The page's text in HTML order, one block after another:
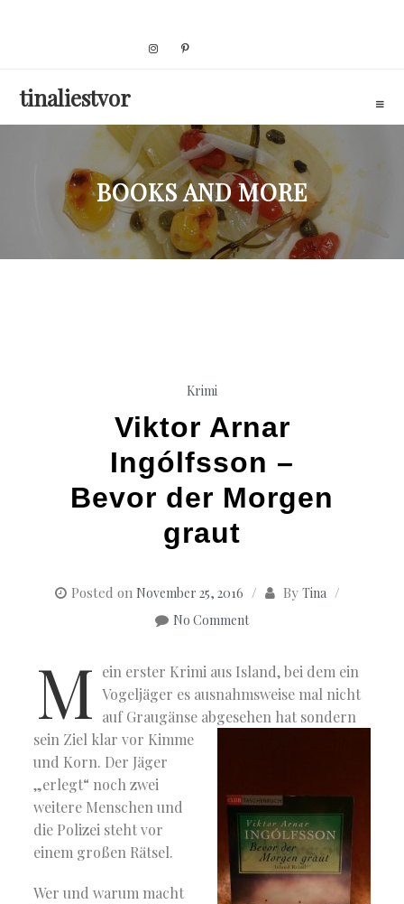
tinaliestvor
BOOKS AND MORE
Krimi
Viktor Arnar
Ingólfsson –
Bevor der Morgen
graut
Posted on November 25, 2016 By Tina
No Comment
M ein erster Krimi aus Island, bei dem ein
Vogeljäger es ausnahmsweise mal nicht
auf Graugänse abgesehen hat sondern
sein Ziel klar vor Kimme
und Korn. Der Jäger
„erlegt“ noch zwei
weitere Menschen und
die Polizei steht vor
einem großen Rätsel.
Wer und warum macht